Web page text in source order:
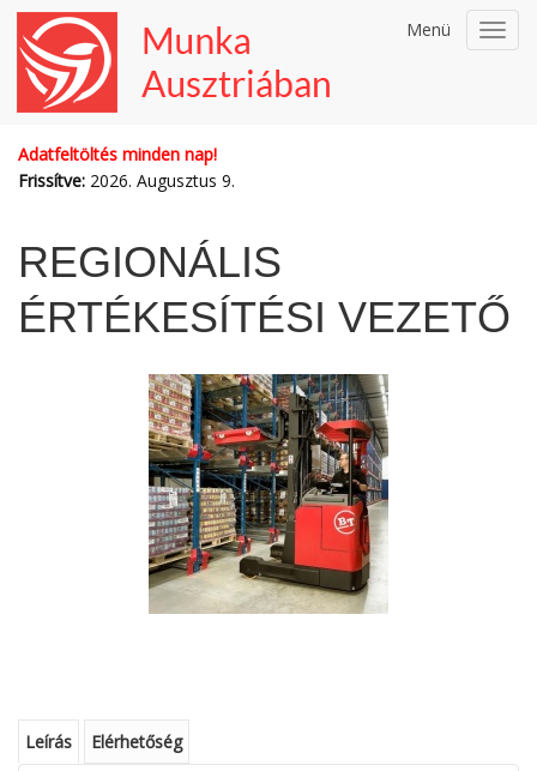
Menü
Adatfeltöltés minden nap!
Frissítve: 2026. Augusztus 9.
REGIONÁLIS
ÉRTÉKESÍTÉSI VEZETŐ
Leírás
Elérhetőség